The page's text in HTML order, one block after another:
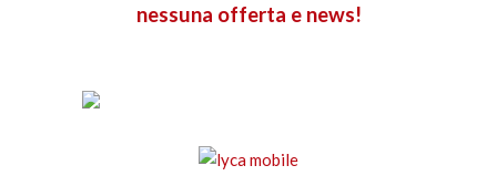
nessuna offerta e news!